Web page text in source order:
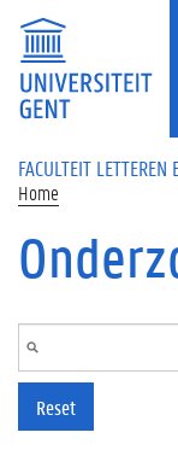
Overslaan en naar de
FACULTEIT LETTEREN
Home
Reset